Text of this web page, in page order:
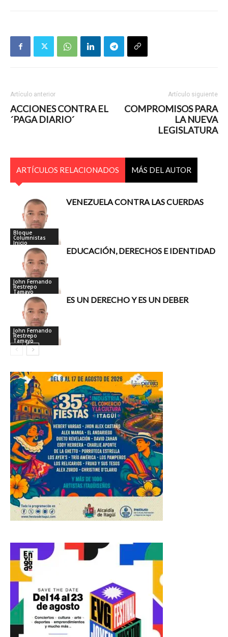
Artículo anterior
ACCIONES CONTRA EL
´PAGA DIARIO´
Artículo siguiente
COMPROMISOS PARA
LA NUEVA
LEGISLATURA
ARTÍCULOS RELACIONADOS MÁS DEL AUTOR
Bloque
Columnistas
Inicio
VENEZUELA CONTRA LAS CUERDAS
John Fernando
Restrepo
Tamayo
EDUCACIÓN, DERECHOS E IDENTIDAD
John Fernando
Restrepo
Tamayo
ES UN DERECHO Y ES UN DEBER